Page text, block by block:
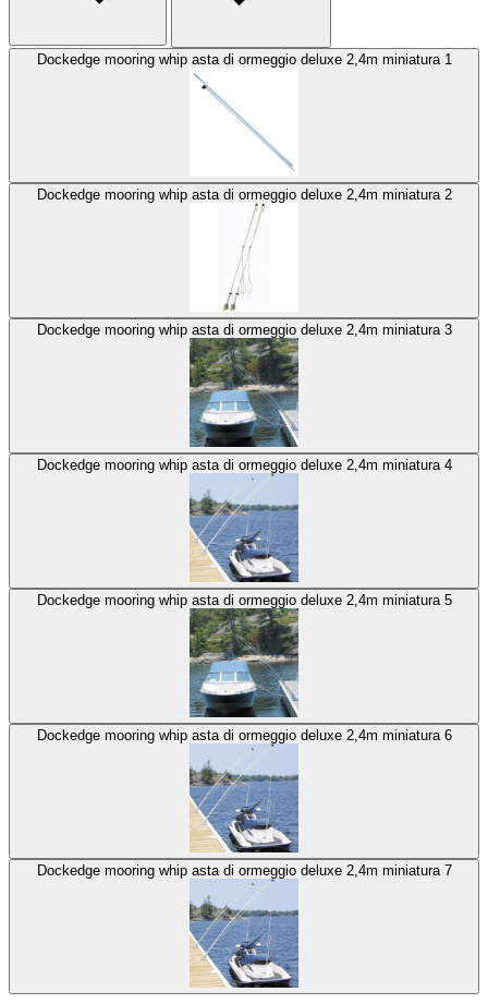
Dockedge mooring whip asta di ormeggio deluxe 2,4m miniatura 1
Dockedge mooring whip asta di ormeggio deluxe 2,4m miniatura 2
Dockedge mooring whip asta di ormeggio deluxe 2,4m miniatura 3
Dockedge mooring whip asta di ormeggio deluxe 2,4m miniatura 4
Dockedge mooring whip asta di ormeggio deluxe 2,4m miniatura 5
Dockedge mooring whip asta di ormeggio deluxe 2,4m miniatura 6
Dockedge mooring whip asta di ormeggio deluxe 2,4m miniatura 7